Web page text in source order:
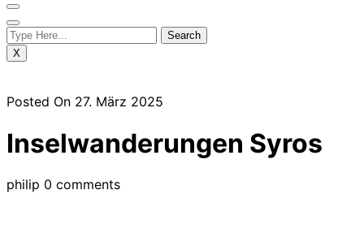
X
Posted On 27. März 2025
Inselwanderungen Syros
philip 0 comments